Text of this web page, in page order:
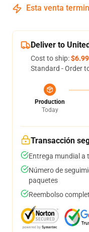
Esta venta
Deliver to
Cost to ship:$6.99
Standard - Order
Production
Today
Transacción
Entrega mundial a
Número de
paquetes
Reembolso